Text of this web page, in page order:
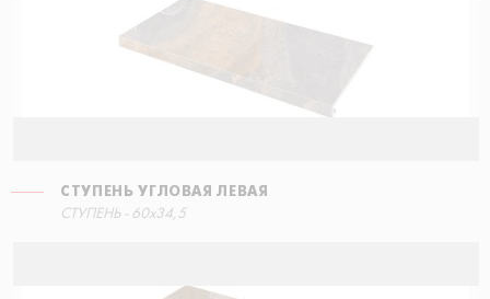
СТУПЕНЬ УГЛОВАЯ ЛЕВАЯ
СТУПЕНЬ - 60x34,5